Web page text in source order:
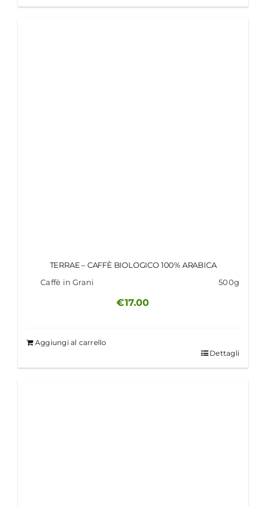
TERRAE – CAFFÈ BIOLOGICO 100% ARABICA
Caffè in Grani
500g
€17.00
Aggiungi al carrello
Dettagli